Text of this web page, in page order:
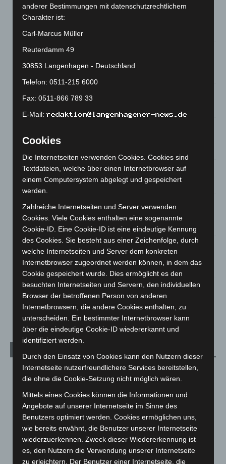
Region Hannover: 21 neue Notfallsanitäter starten beim
Roten Kreuz
5. August 2026
Mann läuft mit Hockeyschläger über A7 – Polizei sucht
Zeugen
Celle: Mensch stirbt bei Bagger-Unfall auf Baustelle
beschädigt
Anklage nach Abschaltung von „Archetyp Market“ erhoben
3. August 2026
Hannover: Polizei stoppt 166 Trunkenheitsfahrten bei
Hannover Klassik Open Air 2026: Französische Oper im
Maschpark
2. August 2026
Schwarz Digits und Zscaler starten souveräne Cloud-
Sicherheitsplattform für Europa
2. August 2026
Blaulicht
2.797
Hannover und Region
Langenhagen und Ortsteile
3.249
Leserbriefe
Menschen
anderer Bestimmungen mit datenschutzrechtlichem
Charakter ist:
Carl-Marcus Müller
Reuterdamm 49
30853 Langenhagen - Deutschland
Telefon: 0511-215 6000
Fax: 0511-866 789 33
E-Mail:
Cookies
Die Internetseiten verwenden Cookies. Cookies sind
Textdateien, welche über einen Internetbrowser auf
einem Computersystem abgelegt und gespeichert
werden.
Zahlreiche Internetseiten und Server verwenden
Cookies. Viele Cookies enthalten eine sogenannte
Cookie-ID. Eine Cookie-ID ist eine eindeutige Kennung
des Cookies. Sie besteht aus einer Zeichenfolge, durch
welche Internetseiten und Server dem konkreten
Internetbrowser zugeordnet werden können, in dem das
Cookie gespeichert wurde. Dies ermöglicht es den
besuchten Internetseiten und Servern, den individuellen
Browser der betroffenen Person von anderen
Internetbrowsern, die andere Cookies enthalten, zu
unterscheiden. Ein bestimmter Internetbrowser kann
über die eindeutige Cookie-ID wiedererkannt und
identifiziert werden.
Durch den Einsatz von Cookies kann den Nutzern dieser
Internetseite nutzerfreundlichere Services bereitstellen,
die ohne die Cookie-Setzung nicht möglich wären.
Mittels eines Cookies können die Informationen und
Angebote auf unserer Internetseite im Sinne des
Benutzers optimiert werden. Cookies ermöglichen uns,
wie bereits erwähnt, die Benutzer unserer Internetseite
wiederzuerkennen. Zweck dieser Wiedererkennung ist
es, den Nutzern die Verwendung unserer Internetseite
zu erleichtern. Der Benutzer einer Internetseite, die